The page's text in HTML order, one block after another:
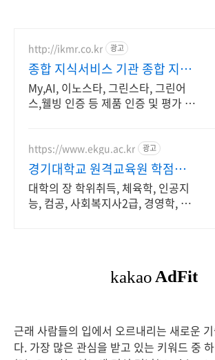
http://ikmr.co.kr 광고
종합 지식서비스 기관 종합 지식
서비스 기관
My,AI, 이노스타, 그린스타, 그린어
스,웰빙 인증 등 제품 인증 및 평가 운
https://www.ekgu.ac.kr 광고
경기대학교 원격교육원 학점은행
제 100%온라인수업
대학의 장 학위취득, 체육학, 인공지
능, 컴공, 사회복지사2급, 경영학, 관
근래 사람들의 입에서 오르내리는 새로운
다. 가장 많은 관심을 받고 있는 키워드 중